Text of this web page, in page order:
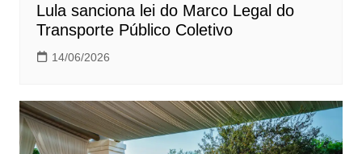
Lula sanciona lei do Marco Legal do
Transporte Público Coletivo
14/06/2026